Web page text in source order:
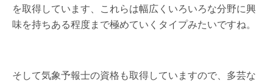
を取得しています、これらは幅広くいろいろな分野に興
味を持ちある程度まで極めていくタイプみたいですね。
そして気象予報士の資格も取得していますので、多芸な